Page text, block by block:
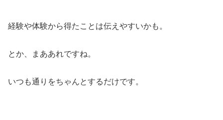
経験や体験から得たことは伝えやすいかも。
とか、まああれですね。
いつも通りをちゃんとするだけです。